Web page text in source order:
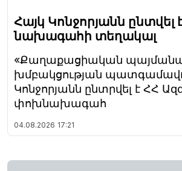
Հայկ Կոնջորյանն ընտվել
նախագահի տեղակալ
«Քաղաքացիական
խմբակցության
Կոնջորյանն ընտրվել է ՀՀ
փոխնախագահ
04.08.2026 17:21